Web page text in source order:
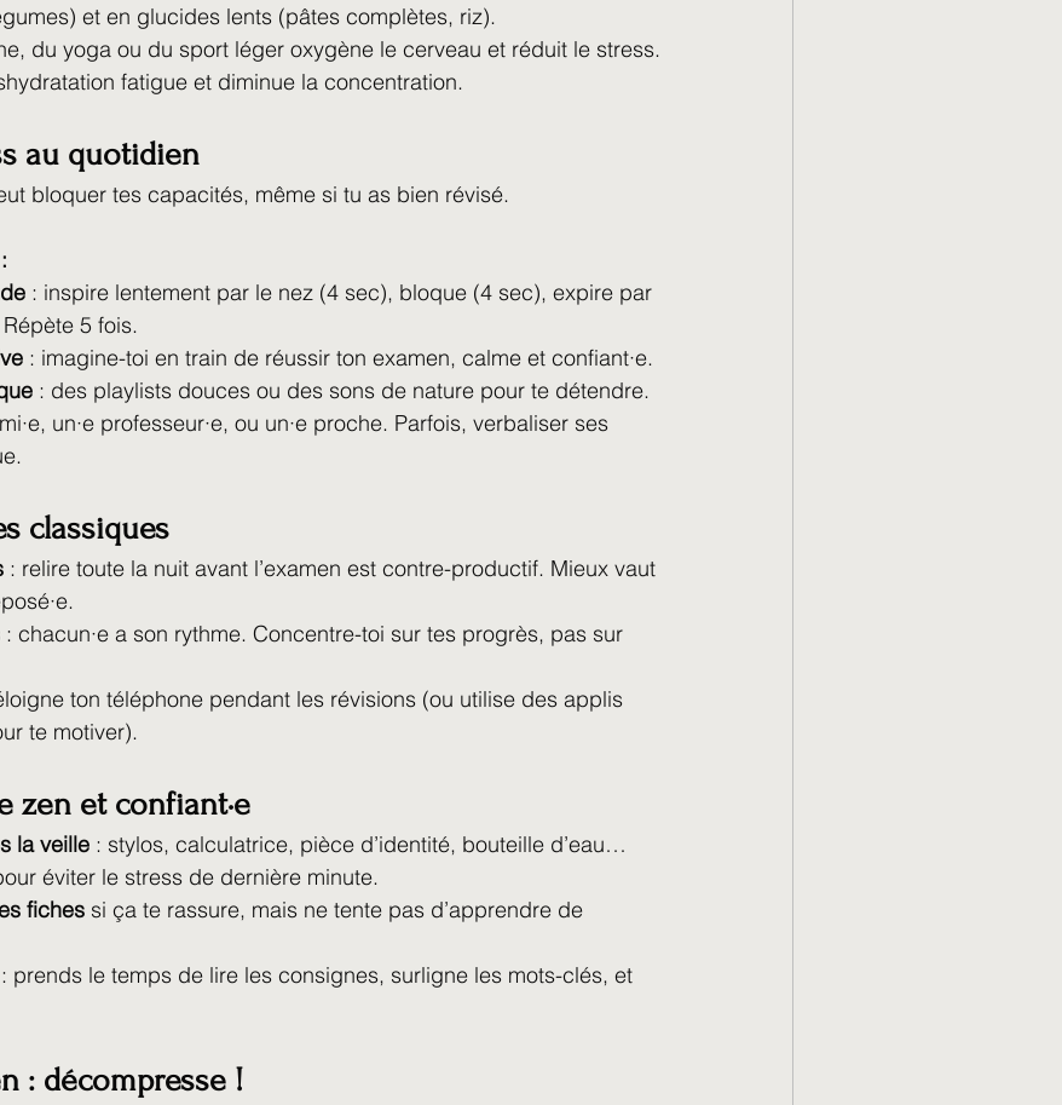
et en glucides lents (pâtes complètes, riz).
du yoga ou du sport léger oxygène le cerveau et réduit le stress.
fatigue et diminue la concentration.
au quotidien
bloquer tes capacités, même si tu as bien révisé.
: inspire lentement par le nez (4 sec), bloque (4 sec), expire par
5 fois.
: imagine-toi en train de réussir ton examen, calme et confiant·e.
: des playlists douces ou des sons de nature pour te détendre.
un·e professeur·e, ou un·e proche. Parfois, verbaliser ses
classiques
: relire toute la nuit avant l’examen est contre-productif. Mieux vaut
: chacun·e a son rythme. Concentre-toi sur tes progrès, pas sur
ton téléphone pendant les révisions (ou utilise des applis
te motiver).
zen et confiant·e
la veille : stylos, calculatrice, pièce d’identité, bouteille d’eau…
éviter le stress de dernière minute.
fiches si ça te rassure, mais ne tente pas d’apprendre de
: prends le temps de lire les consignes, surligne les mots-clés, et
: décompresse !